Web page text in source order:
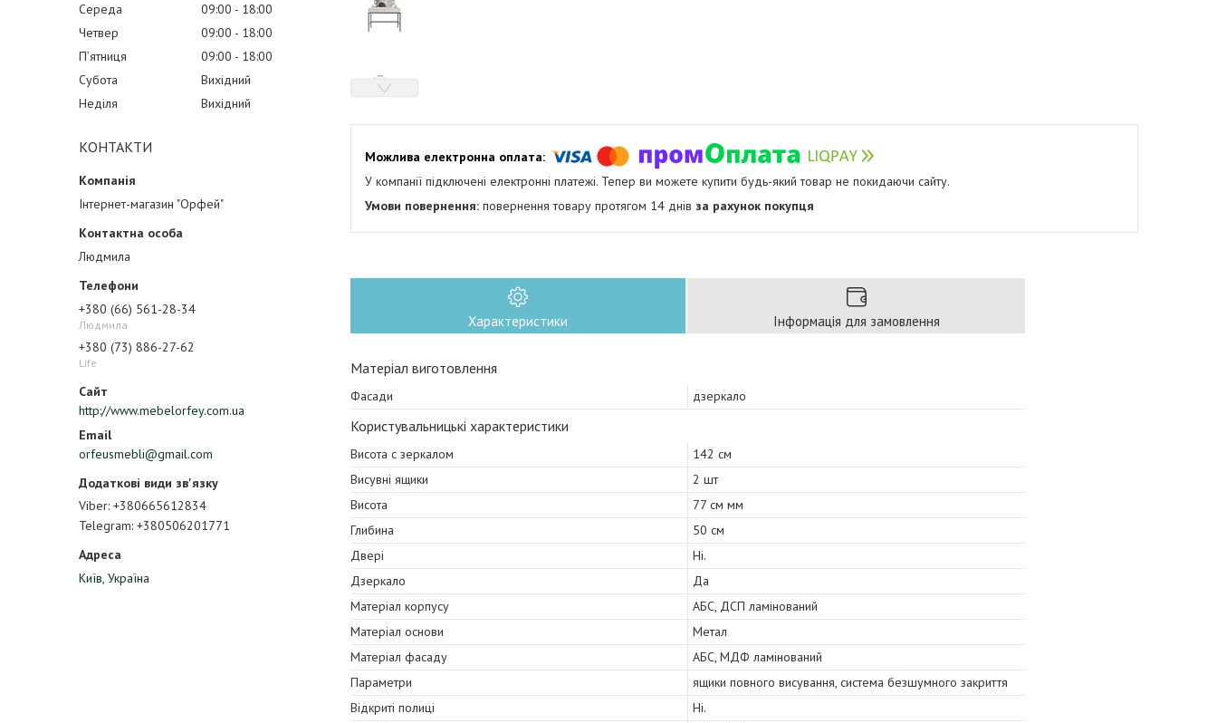
Середа
09:00
18:00
Четвер
09:00
18:00
Пʼятниця
09:00
18:00
Субота
Вихідний
Неділя
Вихідний
КОНТАКТИ
Інтернет-магазин "Орфей"
Людмила
+380 (66) 561-28-34
Людмила
+380 (73) 886-27-62
Life
http://www.mebelorfey.com.ua
orfeusmebli@gmail.com
Viber +380665612834
Telegram +380506201771
Київ, Україна
У компанії підключені електронні платежі. Тепер ви можете купити будь-який товар не покидаючи сайту.
повернення товару протягом 14 днів за рахунок покупця
Характеристики Інформація для замовлення
Матеріал виготовлення
Фасади дзеркало
Користувальницькі характеристики
Висота с зеркалом
142 см
Висувні ящики
2 шт
Висота
77 см мм
Глибина
50 см
Двері
Ні.
Дзеркало
Да
Матеріал корпусу
АБС, ДСП ламінований
Матеріал основи
Метал
Матеріал фасаду
АБС, МДФ ламінований
Параметри
ящики повного висування, система безшумного закриття
Відкриті полиці
Ні.